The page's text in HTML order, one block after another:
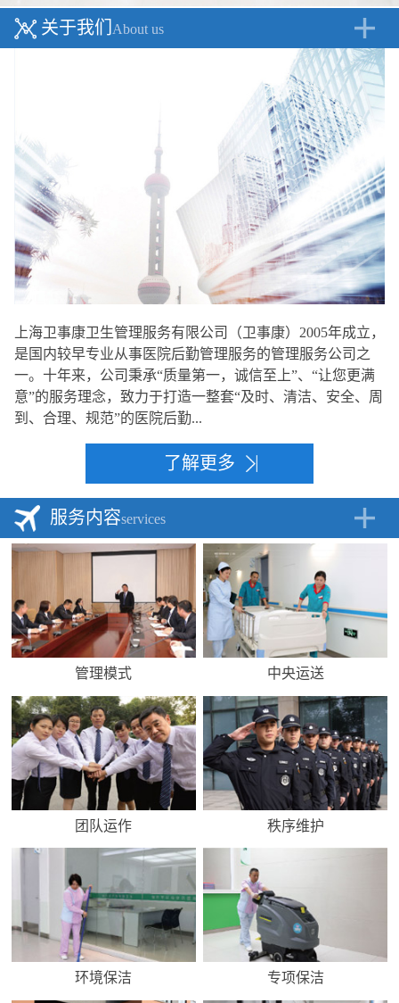
关于我们 About us
上海卫事康卫生管理服务有限公司（卫事康）2005年成立，
是国内较早专业从事医院后勤管理服务的管理服务公司之
一。十年来，公司秉承“质量第一，诚信至上”、“让您更满
意”的服务理念，致力于打造一整套“及时、清洁、安全、周
到、合理、规范”的医院后勤...
了解更多
服务内容services
管理模式 中央运送
团队运作 秩序维护
环境保洁 专项保洁